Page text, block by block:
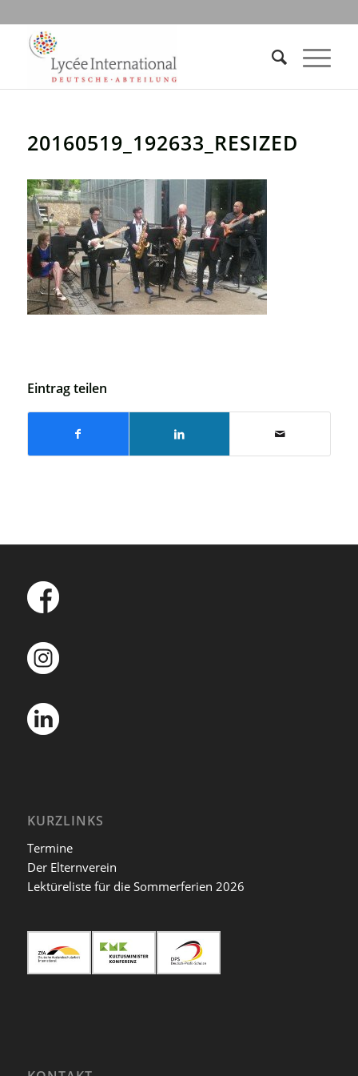
20160519_192633_RESIZED
Eintrag teilen
KURZLINKS
Termine
Der Elternverein
Lektüreliste für die Sommerferien 2026